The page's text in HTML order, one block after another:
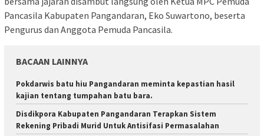
Pancasila Kabupaten Pangandaran, Eko Suwartono, beserta
Pengurus dan Anggota Pemuda Pancasila.
BACAAN LAINNYA
Pokdarwis batu hiu Pangandaran meminta kepastian hasil
kajian tentang tumpahan batu bara.
Disdikpora Kabupaten Pangandaran Terapkan Sistem
Rekening Pribadi Murid Untuk Antisifasi Permasalahan